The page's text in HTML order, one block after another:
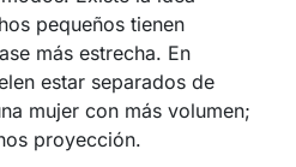
pequeños tienen
más estrecha. En
estar separados de
mujer con más volumen;
proyección.